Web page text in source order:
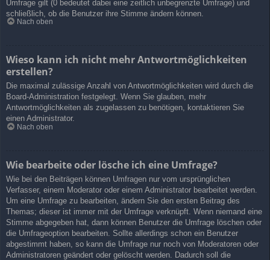
Umfrage gilt (0 bedeutet dabei eine zeitlich unbegrenzte Umfrage) und
schließlich, ob die Benutzer ihre Stimme ändern können.
Nach oben
Wieso kann ich nicht mehr Antwortmöglichkeiten
erstellen?
Die maximal zulässige Anzahl von Antwortmöglichkeiten wird durch die
Board-Administration festgelegt. Wenn Sie glauben, mehr
Antwortmöglichkeiten als zugelassen zu benötigen, kontaktieren Sie
einen Administrator.
Nach oben
Wie bearbeite oder lösche ich eine Umfrage?
Wie bei den Beiträgen können Umfragen nur vom ursprünglichen
Verfasser, einem Moderator oder einem Administrator bearbeitet werden.
Um eine Umfrage zu bearbeiten, ändern Sie den ersten Beitrag des
Themas; dieser ist immer mit der Umfrage verknüpft. Wenn niemand eine
Stimme abgegeben hat, dann können Benutzer die Umfrage löschen oder
die Umfrageoption bearbeiten. Sollte allerdings schon ein Benutzer
abgestimmt haben, so kann die Umfrage nur noch von Moderatoren oder
Administratoren geändert oder gelöscht werden. Dadurch soll die